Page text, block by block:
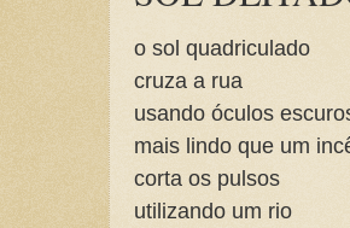
o sol quadriculado
cruza a rua
usando óculos
mais lindo que um
corta os pulsos
utilizando um rio